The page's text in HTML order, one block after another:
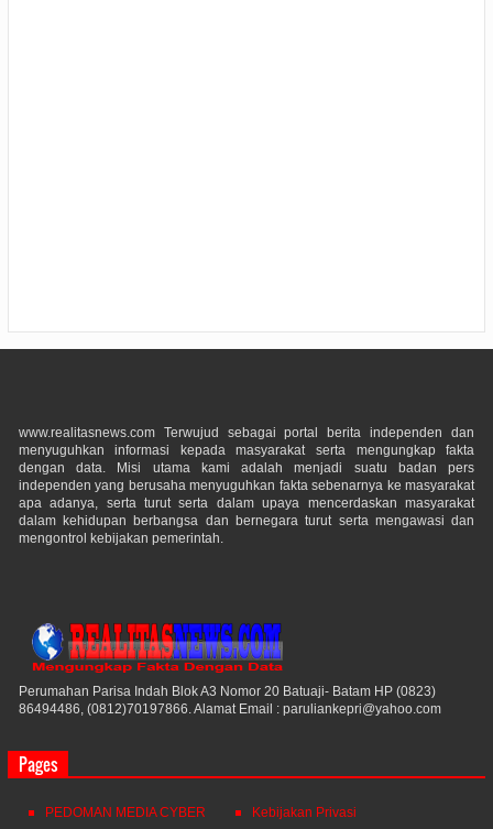
www.realitasnews.com Terwujud sebagai portal berita independen dan
menyuguhkan informasi kepada masyarakat serta mengungkap fakta
dengan data. Misi utama kami adalah menjadi suatu badan pers
independen yang berusaha menyuguhkan fakta sebenarnya ke masyarakat
apa adanya, serta turut serta dalam upaya mencerdaskan masyarakat
dalam kehidupan berbangsa dan bernegara turut serta mengawasi dan
mengontrol kebijakan pemerintah.
Perumahan Parisa Indah Blok A3 Nomor 20 Batuaji- Batam HP (0823)
86494486, (0812)70197866. Alamat Email : paruliankepri@yahoo.com
Pages
PEDOMAN MEDIA CYBER Kebijakan Privasi